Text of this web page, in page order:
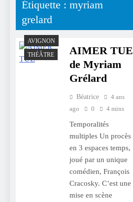
Étiquette : myriam
grelard
AVIGNON
THÉÂTRE
AIMER TUE
de Myriam
Grélard
Béatrice
4 ans
ago
0 4 mins
Temporalités
multiples Un procès
en 3 espaces temps,
joué par un unique
comédien, François
Cracosky. C’est une
mise en scène